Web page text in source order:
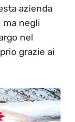
azienda
ma negli
nel
grazie ai